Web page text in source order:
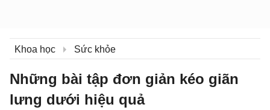
Khoa học Sức khỏe
Những bài tập đơn giản kéo giãn
lưng dưới hiệu quả